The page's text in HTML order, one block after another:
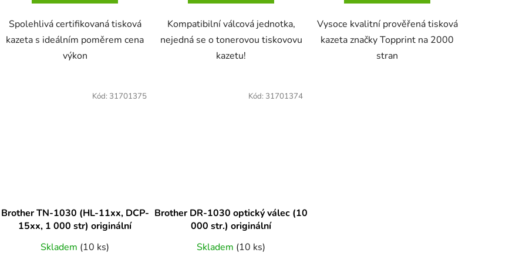
Spolehlivá certifikovaná tisková
kazeta s ideálním poměrem cena
výkon
Kompatibilní válcová jednotka,
nejedná se o tonerovou tiskovovu
kazetu!
Vysoce kvalitní prověřená tisková
kazeta značky Topprint na 2000
stran
Brother TN-1030 (HL-11xx, DCP-
15xx, 1 000 str) originální
Skladem (10 ks)
Kód: 31701375
Brother DR-1030 optický válec (10
000 str.) originální
Skladem (10 ks)
Kód: 31701374